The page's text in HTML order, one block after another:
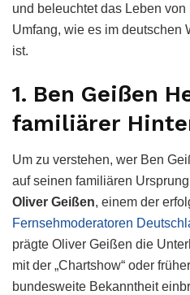
und beleuchtet das Leben von
Umfang, wie es im deutschen
ist.
1. Ben Geißen
familiärer
Um zu verstehen, wer Ben
auf seinen familiären
Oliver Geißen, einem der
Fernsehmoderatoren
prägte Oliver Geißen die
mit der „Chartshow“ oder
bundesweite Bekanntheit